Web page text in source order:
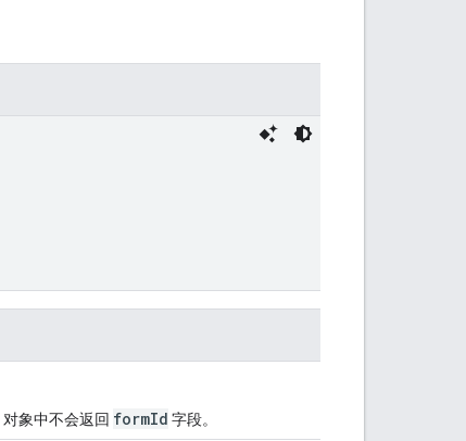
对象中不会返回 formId 字段。